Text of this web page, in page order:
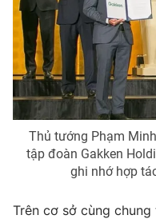
Thị trường
Tư vấn
Lịch phát sóng
Chuyên mục khác
Emagazine
Photo
Video
Thủ tướng Phạm
tập đoàn Gakken
ghi nhớ hợp
Trên cơ sở cùng